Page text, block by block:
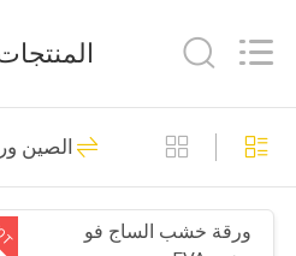
بيت
منتجات
Copyright
2025
WeFoam
trading
All
Rights
Developed
ورقة
رغوة EVA
20
الصين
ورقة خشب الساج فو